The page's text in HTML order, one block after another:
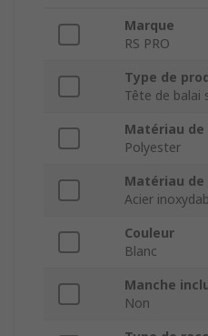
Marque
RS PRO
Type de
Tête de balai
Matériau de
Polyester
Matériau
Acier
Couleur
Blanc
Manche
Non